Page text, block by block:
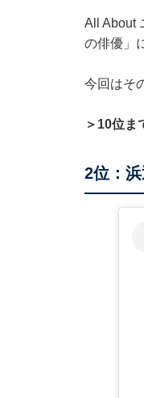
All About
の俳優」
今回はそ
＞10位ま
2位：